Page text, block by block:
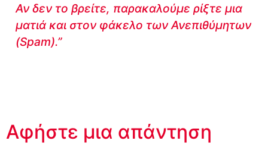
Αν δεν το βρείτε, παρακαλούμε ρίξτε μια
ματιά και στον φάκελο των Ανεπιθύμητων
(Spam).”
Αφήστε μια απάντηση